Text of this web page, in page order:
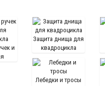
и
Защита днища для
квадроцикла
Лебедки и тросы